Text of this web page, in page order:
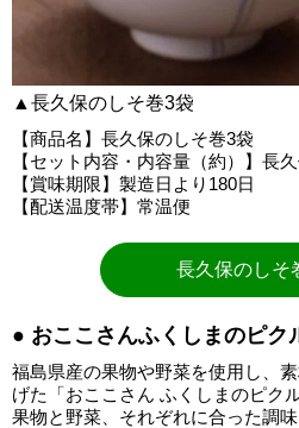
▲長久保のしそ巻3袋
【商品名】長久保のしそ巻3袋
【セット内容・内容量（約）】長
【賞味期限】製造日より180日
【配送温度帯】常温便
長久保のしそ
● おここさんふくしまのピク
福島県産の果物や野菜を使用し、
げた「おここさん ふくしまのピク
果物と野菜、それぞれに合った調